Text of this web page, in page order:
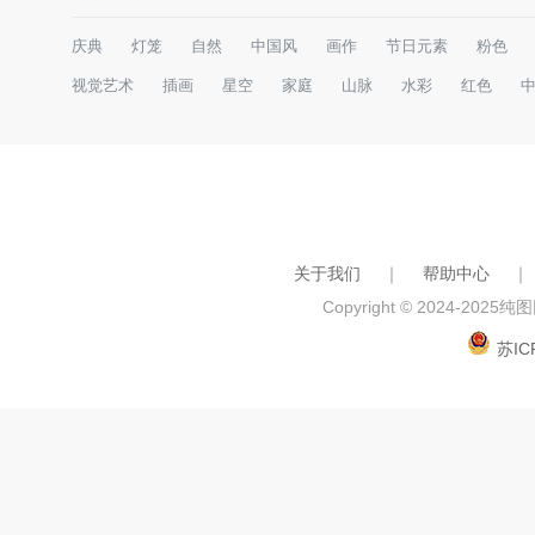
庆典 灯笼 自然 中国风 画作 节日元素 粉色
视觉艺术 插画 星空 家庭 山脉 水彩 红色
关于我们 ｜ 帮助中心
｜
Copyright © 2024-2025纯
苏